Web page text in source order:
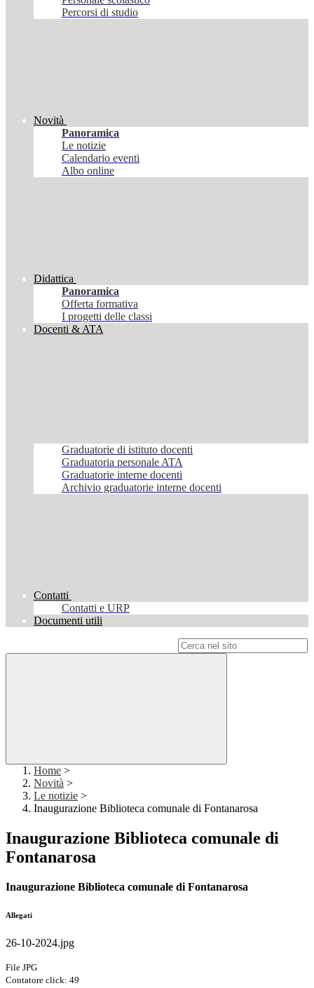
Percorsi di studio
Novità
Panoramica
Le notizie
Calendario eventi
Albo online
Didattica
Panoramica
Offerta formativa
I progetti delle classi
Docenti & ATA
Graduatorie di istituto docenti
Graduatoria personale ATA
Graduatorie interne docenti
Archivio graduatorie interne docenti
Contatti
Contatti e URP
Documenti utili
Home >
Novità >
Le notizie >
Inaugurazione Biblioteca comunale di Fontanarosa
Inaugurazione Biblioteca comunale di
Fontanarosa
Inaugurazione Biblioteca comunale di Fontanarosa
Allegati
26-10-2024.jpg
File JPG
Contatore click: 49